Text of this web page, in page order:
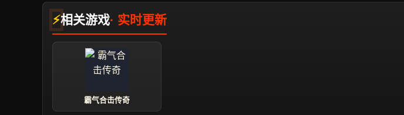
相关游戏
霸气合击传奇